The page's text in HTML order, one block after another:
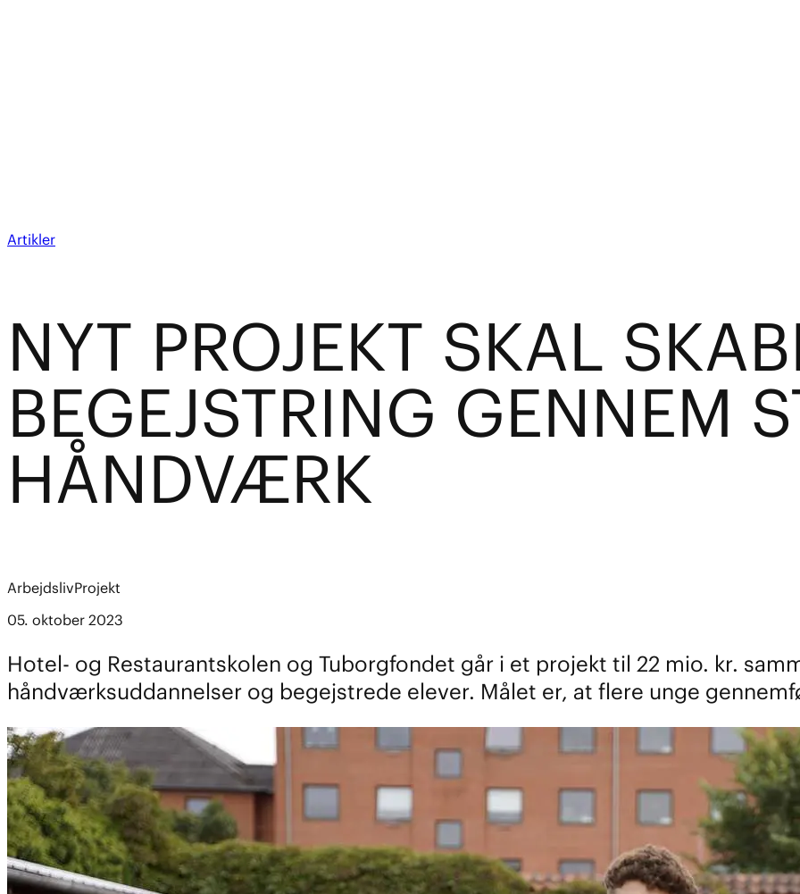
Artikler
NYT PROJEKT SKAL
BEGEJSTRING GENNEM
HÅNDVÆRK
ArbejdslivProjekt
05. oktober 2023
Hotel- og Restaurantskolen og Tuborgfondet går i et projekt til 22 mio. kr.
håndværksuddannelser og begejstrede elever. Målet er, at flere unge